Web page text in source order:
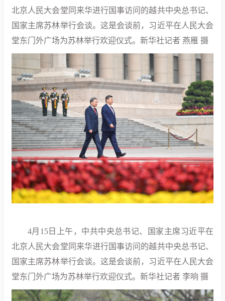
北京人民大会堂同来华进行国事访问的越共中央总书记、
国家主席苏林举行会谈。这是会谈前，习近平在人民大会
堂东门外广场为苏林举行欢迎仪式。新华社记者 燕雁 摄
4月15日上午，中共中央总书记、国家主席习近平在
北京人民大会堂同来华进行国事访问的越共中央总书记、
国家主席苏林举行会谈。这是会谈前，习近平在人民大会
堂东门外广场为苏林举行欢迎仪式。新华社记者 李响 摄